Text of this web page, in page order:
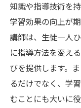
知識や指導技術を
学習効果の向上が
講師は、生徒一人
に指導方法を変え
びを提供します。
るだけでなく、学
むことにも大いに